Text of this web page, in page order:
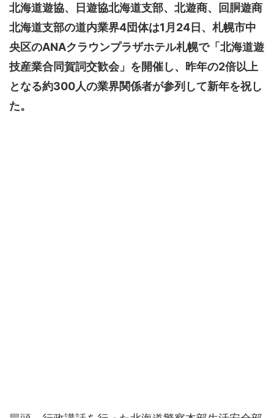
北海道遊協、日遊協北海道支部、北遊商、回胴遊商
北海道支部の道内業界4団体は1月24日、札幌市中
央区のANAクラウンプラザホテル札幌で「北海道遊
技産業合同賀詞交歓会」を開催し、昨年の2倍以上
となる約300人の業界関係者が参列して新年を祝し
た。